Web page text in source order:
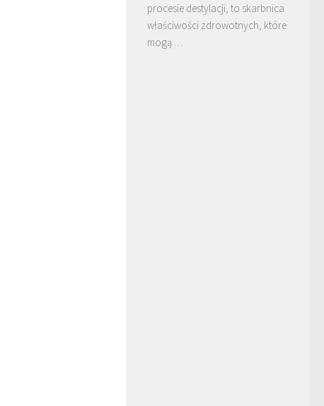
procesie destylacji, to skarbnica
właściwości zdrowotnych, które
mogą …